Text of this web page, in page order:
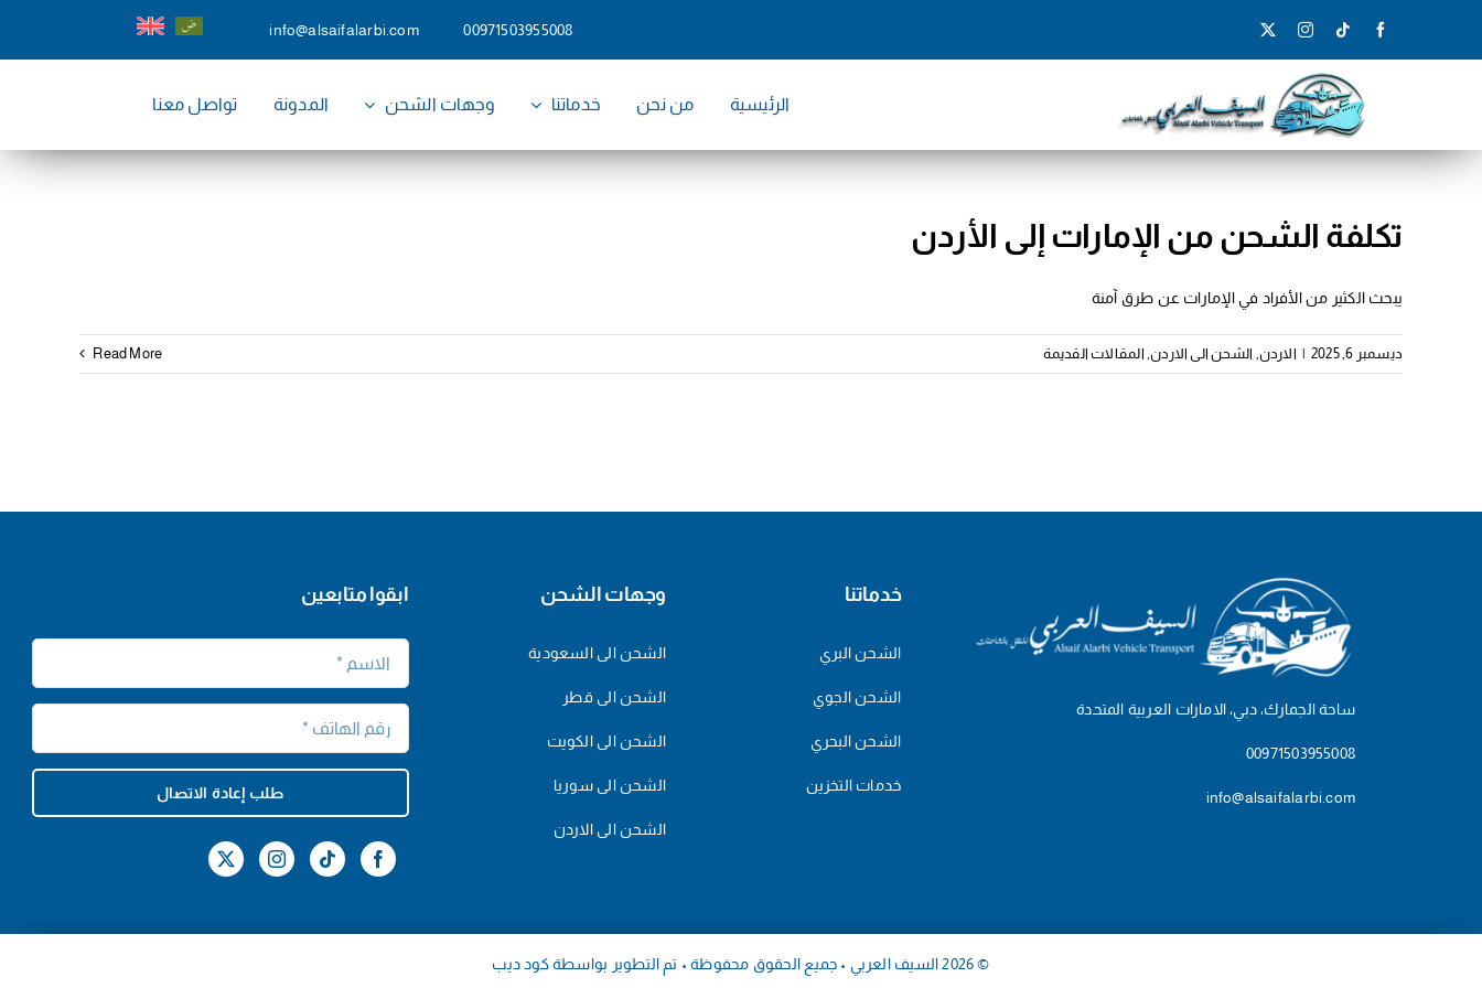
00971503955008
info@alsaifalarbi.com
الرئيسية من نحن خدماتنا وجهات الشحن المدونة تواصل معنا
تكلفة الشحن من الإمارات إلى الأردن
يبحث الكثير من الأفراد في الإمارات عن طرق آمنة
ديسمبر 6, 2025 | الاردن, الشحن الى الاردن, المقالات القديمة Read More
ساحة الجمارك، دبي، الامارات العربية المتحدة
00971503955008
info@alsaifalarbi.com
خدماتنا
الشحن البري
الشحن الجوي
الشحن البحري
خدمات التخزين
وجهات الشحن
الشحن الى السعودية
الشحن الى قطر
الشحن الى الكويت
الشحن الى سوريا
الشحن الى الاردن
ابقوا متابعين
طلب إعادة الاتصال
© 2026 السيف العربي • جميع الحقوق محفوظة • تم التطوير بواسطة كود ديب